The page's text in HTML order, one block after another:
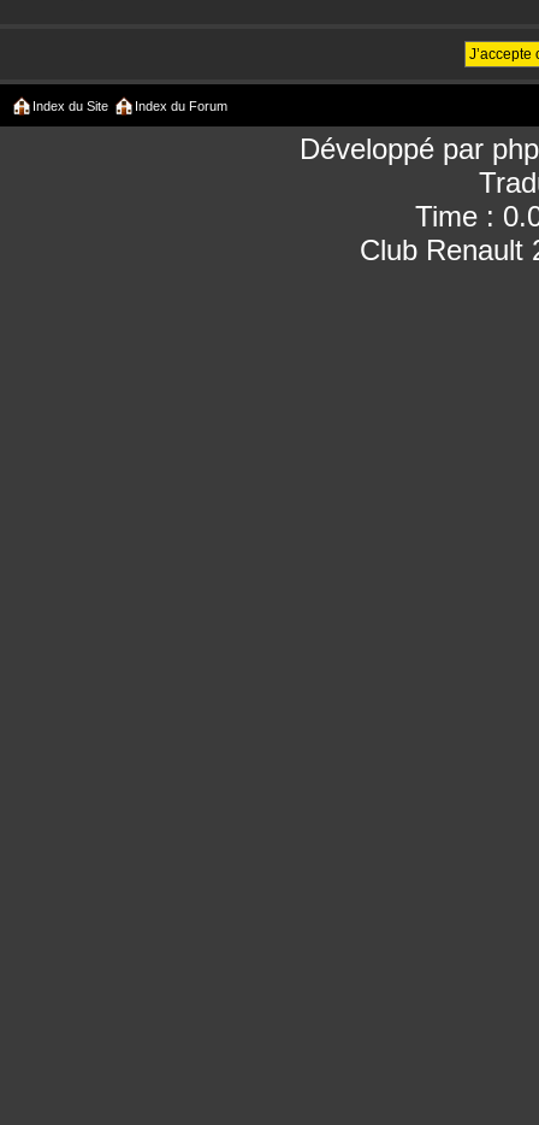
Index du Site Index du Forum
Développé par
Time :
Club Renault